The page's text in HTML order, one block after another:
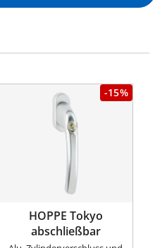
-15%
HOPPE Tokyo
abschließbar